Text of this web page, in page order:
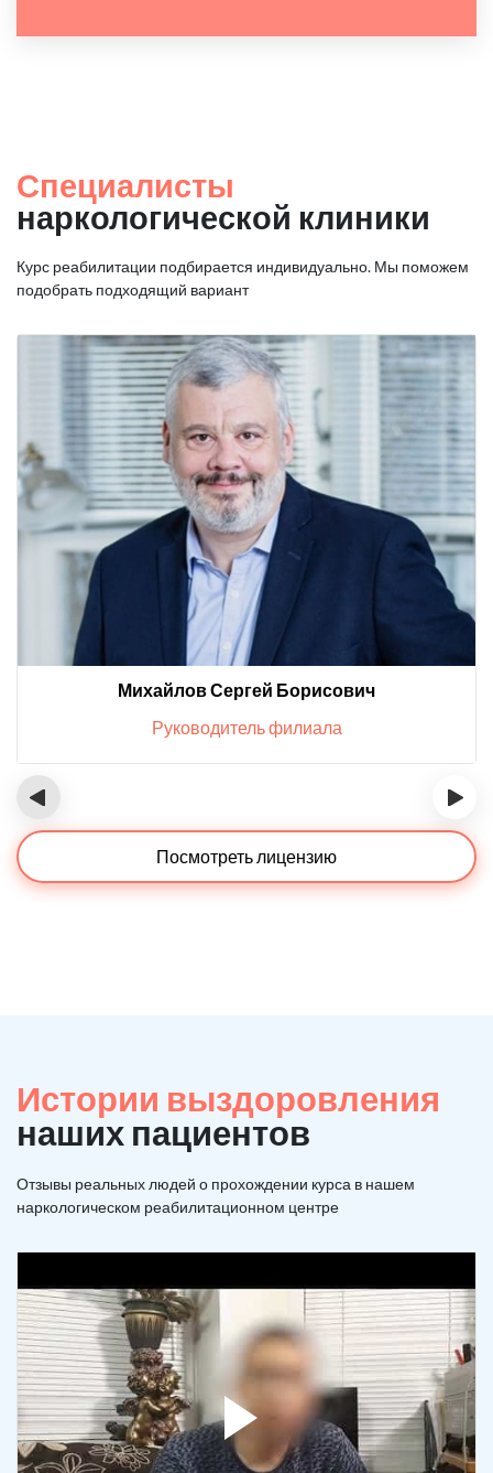
Специалисты
наркологической клиники
Курс реабилитации подбирается индивидуально. Мы поможем
подобрать подходящий вариант
Михайлов Сергей Борисович
Руководитель филиала
‹ ›
Посмотреть лицензию
Истории выздоровления
наших пациентов
Отзывы реальных людей о прохождении курса в нашем
наркологическом реабилитационном центре